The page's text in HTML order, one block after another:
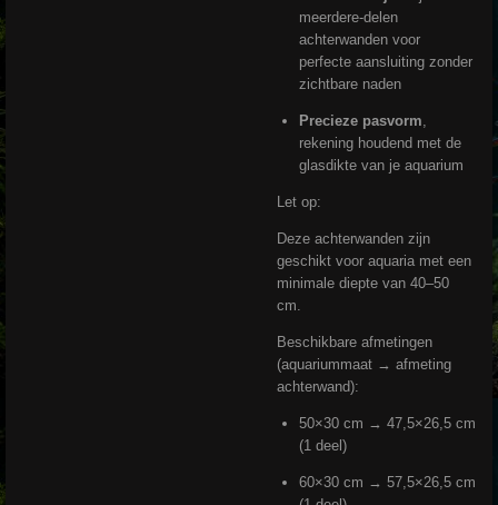
meerdere-delen
achterwanden voor
perfecte aansluiting zonder
zichtbare naden
Precieze pasvorm
rekening houdend met de
glasdikte van je aquarium
Let op:
Deze achterwanden zijn
geschikt voor aquaria met een
minimale diepte van 40–50
cm.
Beschikbare afmetingen
(aquariummaat → afmeting
achterwand):
50×30 cm → 47,5×26,5 cm
(1 deel)
60×30 cm → 57,5×26,5 cm